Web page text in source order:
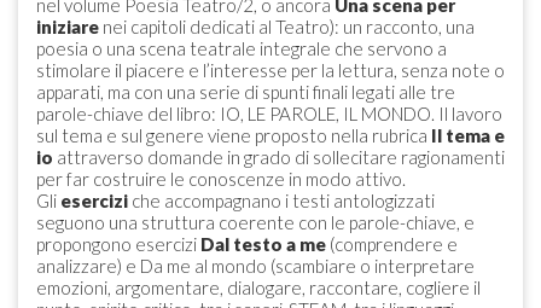
nel volume Poesia Teatro/2, o ancora Una scena per
iniziare nei capitoli dedicati al Teatro): un racconto, una
poesia o una scena teatrale integrale che servono a
stimolare il piacere e l’interesse per la lettura, senza note o
apparati, ma con una serie di spunti finali legati alle tre
parole-chiave del libro: IO, LE PAROLE, IL MONDO. Il lavoro
sul tema e sul genere viene proposto nella rubrica Il tema e
io attraverso domande in grado di sollecitare ragionamenti
per far costruire le conoscenze in modo attivo.
Gli esercizi che accompagnano i testi antologizzati
seguono una struttura coerente con le parole-chiave, e
propongono esercizi Dal testo a me (comprendere e
analizzare) e Da me al mondo (scambiare o interpretare
emozioni, argomentare, dialogare, raccontare, cogliere il